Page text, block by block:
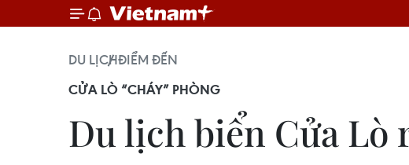
DU LỊCHĐIỂM ĐẾN
CỬA LÒ “CHÁY” PHÒNG
Du lịch biển Cửa Lò